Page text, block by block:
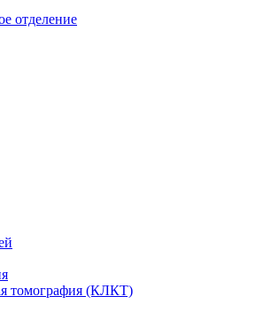
отделение
томография (КЛКТ)